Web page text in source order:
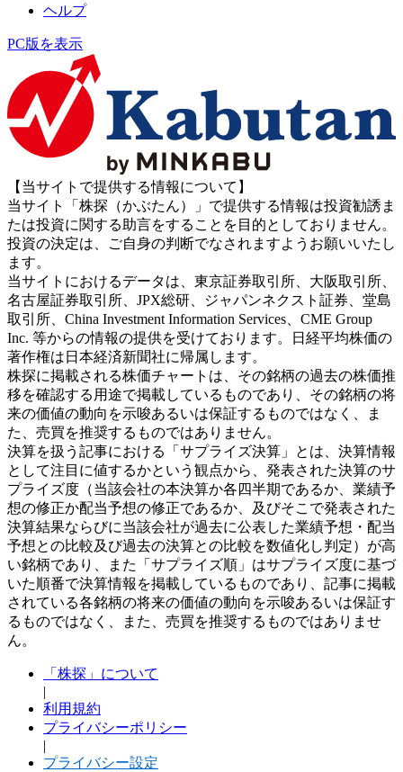
ヘルプ
PC版を表示
【当サイトで提供する情報について】
当サイト「株探（かぶたん）」で提供する情報は投資勧誘ま
たは投資に関する助言をすることを目的としておりません。
投資の決定は、ご自身の判断でなされますようお願いいたし
ます。
当サイトにおけるデータは、東京証券取引所、大阪取引所、
名古屋証券取引所、JPX総研、ジャパンネクスト証券、堂島
取引所、China Investment Information Services、CME Group
Inc. 等からの情報の提供を受けております。日経平均株価の
著作権は日本経済新聞社に帰属します。
株探に掲載される株価チャートは、その銘柄の過去の株価推
移を確認する用途で掲載しているものであり、その銘柄の将
来の価値の動向を示唆あるいは保証するものではなく、ま
た、売買を推奨するものではありません。
決算を扱う記事における「サプライズ決算」とは、決算情報
として注目に値するかという観点から、発表された決算のサ
プライズ度（当該会社の本決算か各四半期であるか、業績予
想の修正か配当予想の修正であるか、及びそこで発表された
決算結果ならびに当該会社が過去に公表した業績予想・配当
予想との比較及び過去の決算との比較を数値化し判定）が高
い銘柄であり、また「サプライズ順」はサプライズ度に基づ
いた順番で決算情報を掲載しているものであり、記事に掲載
されている各銘柄の将来の価値の動向を示唆あるいは保証す
るものではなく、また、売買を推奨するものではありませ
ん。
「株探」について
|
利用規約
プライバシーポリシー
|
プライバシー設定